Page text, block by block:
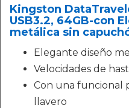
Kingston
USB3.2, 64GB-con
metálica sin
Elegante diseño
Velocidades de
Con una funcional
llavero